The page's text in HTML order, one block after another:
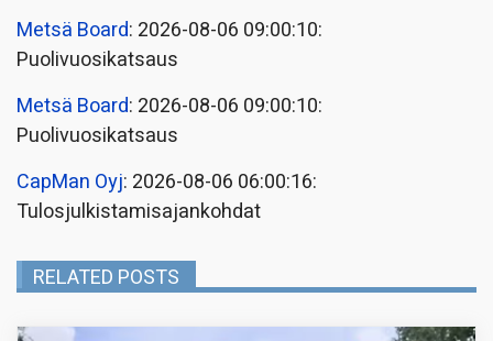
Metsä Board: 2026-08-06 09:00:10:
Puolivuosikatsaus
Metsä Board: 2026-08-06 09:00:10:
Puolivuosikatsaus
CapMan Oyj: 2026-08-06 06:00:16:
Tulosjulkistamisajankohdat
RELATED POSTS